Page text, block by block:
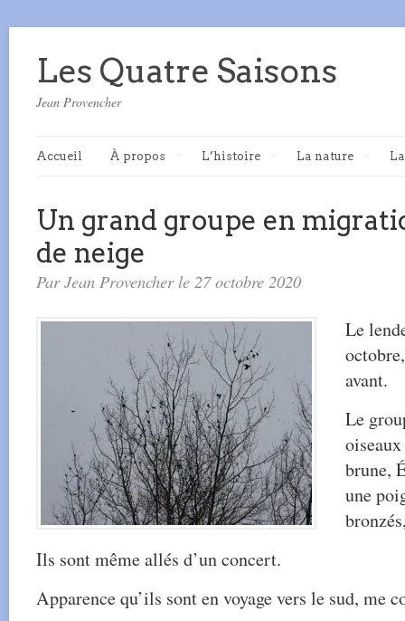
Les Quatre Saisons
Jean Provencher
Accueil À propos L’histoire La nature
Un grand groupe en
de neige
Par Jean Provencher le 27 octobre 2020
Le
avant.
Le
brune,
une
Ils sont même allés d’un concert.
Apparence qu’ils sont en voyage vers le sud, me